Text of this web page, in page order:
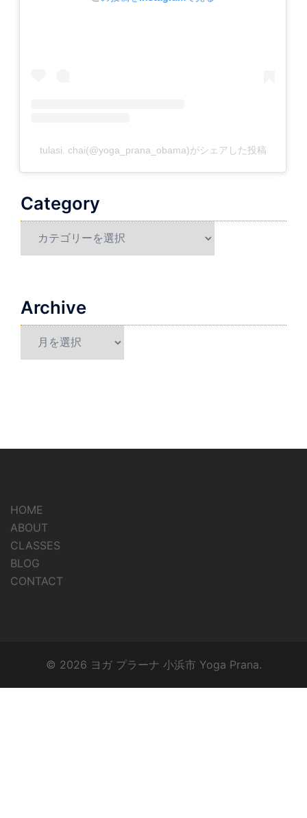
tulasi. chai(@yoga_prana_obama)がシェアした投稿
Category
Archive
Archive
HOME
ABOUT
CLASSES
BLOG
CONTACT
© 2026 ヨガ プラーナ 小浜市 Yoga Prana.